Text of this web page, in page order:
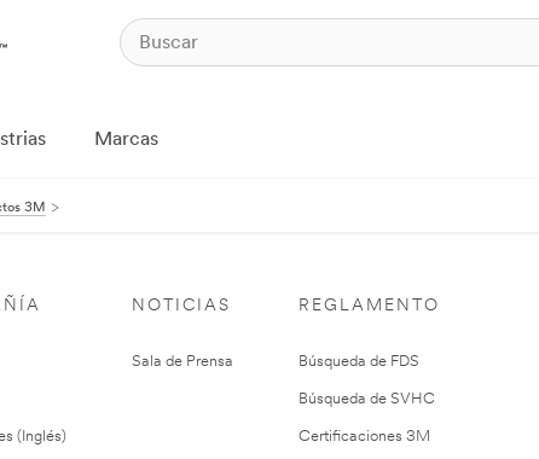
Marcas
3M
(Inglés)
NOTICIAS
Sala de Prensa
REGLAMENTO
Búsqueda de FDS
Búsqueda de SVHC
Certificaciones 3M